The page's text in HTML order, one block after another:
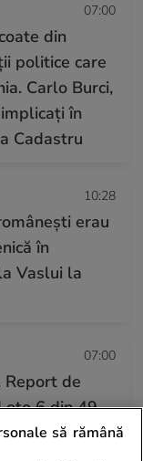
07:00
din
politice care
Carlo Burci,
în
Cadastru
10:28
erau
în
Vaslui la
07:00
de
6 din 49,
să rămână